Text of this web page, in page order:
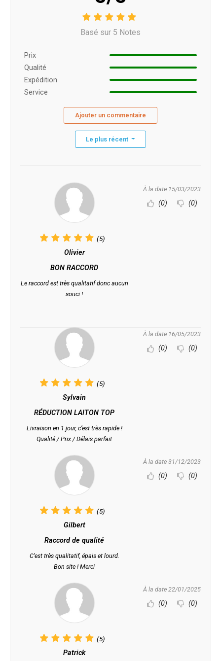
Basé sur 5 Notes
Prix ​​
Qualité
Expédition
Service
Ajouter un commentaire
Le plus récent
(5)
Olivier
BON RACCORD
Le raccord est très qualitatif donc aucun
souci !
À la date 15/03/2023
(0) (0)
(5)
Sylvain
RÉDUCTION LAITON TOP
Livraison en 1 jour, c’est très rapide !
Qualité / Prix / Délais parfait
À la date 16/05/2023
(0) (0)
(5)
Gilbert
Raccord de qualité
C’est très qualitatif, épais et lourd.
Bon site ! Merci
À la date 31/12/2023
(0) (0)
(5)
Patrick
À la date 22/01/2025
(0) (0)